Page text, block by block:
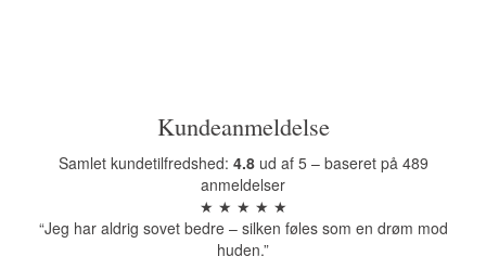
Kundeanmeldelse
Samlet kundetilfredshed: 4.8ud af 5 – baseret på 489
anmeldelser
★ ★ ★ ★ ★
“Jeg har aldrig sovet bedre – silken føles som en drøm mod
huden.”